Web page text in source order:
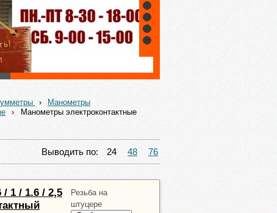
6
7
8
9
›
Манометры
›
Манометры электроконтактные
Выводить по: 24 48 76
1 / 1.6 / 2,5
Резьба на
штуцере